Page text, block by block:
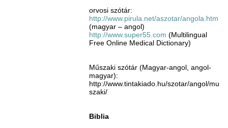
orvosi szótár:
http://www.pirula.net/aszotar/angola.htm
(magyar – angol)
http://www.super55.com (Multilingual
Free Online Medical Dictionary)
Műszaki szótár (Magyar-angol, angol-
magyar):
http://www.tintakiado.hu/szotar/angol/mu
szaki/
Biblia